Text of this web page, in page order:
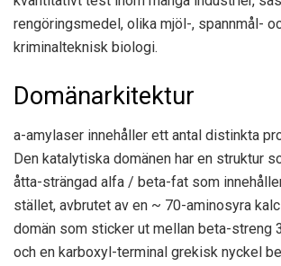
rengöringsmedel, olika mjöl-, spannmål-
kriminalteknisk biologi.
Domänarkitektur
a-amylaser innehåller ett antal distinkta
Den katalytiska domänen har en struktur
åtta-strängad alfa / beta-fat som
stället, avbrutet av en ~ 70-aminosyra
domän som sticker ut mellan beta-streng
och en karboxyl-terminal grekisk nyckel